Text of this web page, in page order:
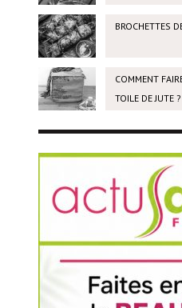
BROCHETTES
COMMENT
TOILE DE JUTE ?